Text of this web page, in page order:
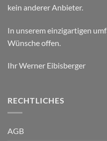
kein anderer Anbieter.
In unserem einzigartigen
Wünsche offen.
Ihr Werner Eibisberger
RECHTLICHES
AGB